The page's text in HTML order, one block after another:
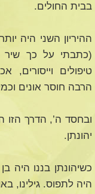
בבית החולים.
ההיריון השני היה
(כתבתי על כך
טיפולים וייסורים,
הרבה חוסר אונים
ובחסד ה’, הדרך הזו
יהונתן.
כשיהונתן בננו
היה לתפוס. גילינו,